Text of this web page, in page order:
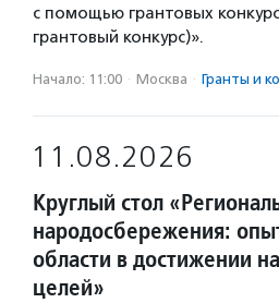
с помощью грантовых
грантовый конкурс)».
Начало: 11:00 · Москва · Гранты и
11.08.2026
Круглый стол
народосбережения:
области в достижении
целей»